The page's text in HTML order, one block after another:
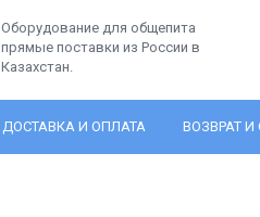
Оборудование для общепита
прямые поставки из России в
Казахстан.
ДОСТАВКА И ОПЛАТА ВОЗВРАТ